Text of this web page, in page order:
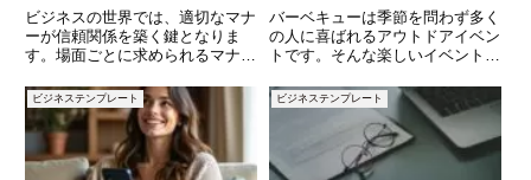
ビジネスの世界では、適切なマナ
ーが信頼関係を築く鍵となりま
す。場面ごとに求められるマナー
円滑なコミュニケーションが可能
になります。本記事では、ビジネ
スシーンごとに押さえておきたい
マナーを30個紹介します。基本
か
る文例集
バーベキューは季節を問わず多く
の人に喜ばれるアウトドアイベン
トです。そんな楽しいイベント
大きく変わります。特にメールや
LINE、回覧などでの案内では、
「誰に・どこで・何を伝えるか」
が重要です。本記事では、バーベ
ビジネステンプレート ビジネステンプレート